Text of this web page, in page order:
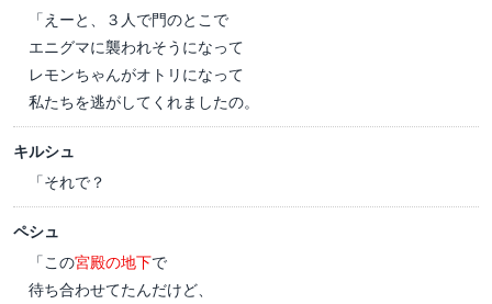
「えーと、３人で門のとこで
エニグマに襲われそうになって
レモンちゃんがオトリになって
私たちを逃がしてくれましたの。
キルシュ
「それで？
ペシュ
「この宮殿の地下で
待ち合わせてたんだけど、